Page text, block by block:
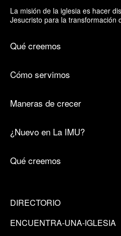
La misión de la iglesia es hacer
Jesucristo para la transformación
Qué creemos
Cómo servimos
Maneras de crecer
¿Nuevo en La IMU?
Qué creemos
DIRECTORIO
ENCUENTRA-UNA-IGLESIA